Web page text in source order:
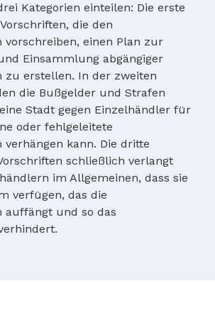
Kategorien einteilen: Die erste
die den
vorschreiben, einen Plan zur
Einsammlung abgängiger
zu erstellen. In der zweiten
die Bußgelder und Strafen
Stadt gegen Einzelhändler für
oder fehlgeleitete
verhängen kann. Die dritte
schließlich verlangt
im Allgemeinen, dass sie
verfügen, das die
auffängt und so das